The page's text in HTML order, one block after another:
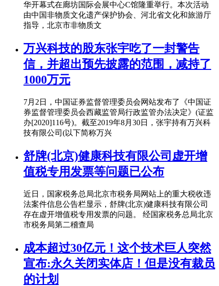
华开幕式在廊坊国际会展中心C馆隆重举行。本次活动
由中国非物质文化遗产保护协会、河北省文化和旅游厅
指导，北京市非物质文
万兴科技的股东张宇吃了一封警告
信，并超出预先披露的范围，减持了
1000万元
7月2日，中国证券监督管理委员会网站发布了《中国证
券监督管理委员会西藏监管局行政监管办法决定》(证监
办[2020]116号)。截至2019年8月30日，张宇持有万兴科
技有限公司(以下简称万兴
舒牌(北京)健康科技有限公司虚开增
值税专用发票等问题已公布
近日，国家税务总局北京市税务局网站上的重大税收违
法案件信息公告栏显示，舒牌(北京)健康科技有限公司
存在虚开增值税专用发票的问题。 经国家税务总局北京
市税务局第二稽查局
成本超过30亿元！这个技术巨人突然
宣布:永久关闭实体店！但是没有裁员
的计划